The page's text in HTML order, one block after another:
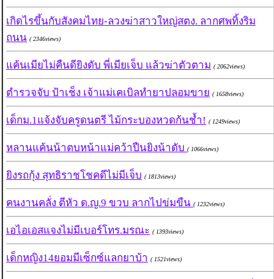
เกิดไรขึ้นกับสังคมไทย-ลวงฆ่าสาวใหญ่สตง. ลากศพทิ้งริม
ถนน ( 2346views)
แค้นเมียไม่คืนดียิงดับ พี่เมียเจ็บ แล้วฆ่าตัวตาม ( 2062views)
ตำรวจจับ ป้าเช็ง เจ้าแม่เคเบิลทำยาปลอมขาย ( 1658views)
เด็กม.1แจ้งจับครูดนตรี ไม้กระบองหวดก้นช้ำ! ( 1249views)
หลานแค้นน้าตบหน้าแม่คว้าปืนยิงน้าดับ ( 1066views)
ยิงรถกุ้ง สุทธิราชโชคดีไม่มีเจ็บ ( 1813views)
คนงานคลั่ง ตีหัว ด.ญ.9 ขวบ ลากไปข่มขืน ( 1232views)
เอไอเอสแจงไม่มีเบอร์โทร.มรณะ ( 1393views)
เด็กหญิง14ยอมมีเซ็กซ์แลกยาบ้า ( 1521views)